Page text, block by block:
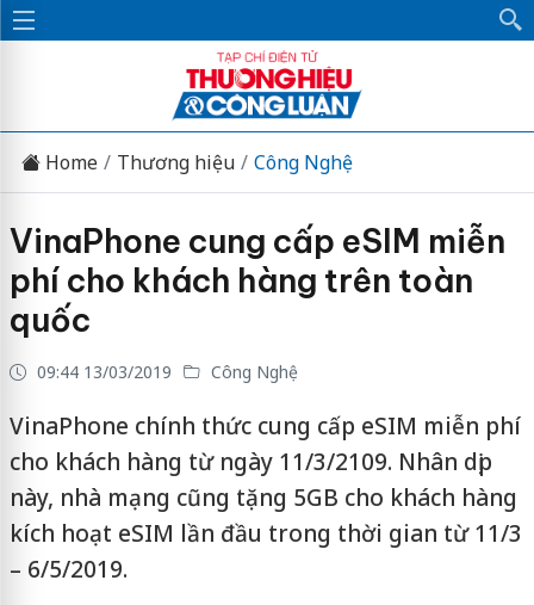
Home Thương hiệu Công Nghệ
VinaPhone cung cấp eSIM miễn
phí cho khách hàng trên toàn
quốc
09:44 13/03/2019 Công Nghệ
VinaPhone chính thức cung cấp eSIM miễn phí
cho khách hàng từ ngày 11/3/2109. Nhân dịp
này, nhà mạng cũng tặng 5GB cho khách hàng
kích hoạt eSIM lần đầu trong thời gian từ 11/3
– 6/5/2019.